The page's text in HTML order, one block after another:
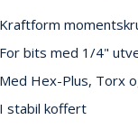
Kraftform
For bits med 1/4"
Med Hex-Plus, Torx
I stabil koffert